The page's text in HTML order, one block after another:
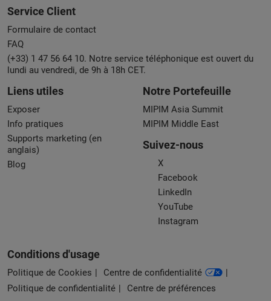
Service Client
Formulaire de contact
FAQ
(+33) 1 47 56 64 10. Notre service téléphonique est ouvert du
lundi au vendredi, de 9h à 18h CET.
Liens utiles
Exposer
Info pratiques
Supports marketing (en
anglais)
Blog
Notre Portefeuille
MIPIM Asia Summit
MIPIM Middle East
Suivez-nous
X
Facebook
LinkedIn
YouTube
Instagram
Conditions d'usage
Politique de Cookies
Centre de confidentialité
Politique de confidentialité
Centre de préférences